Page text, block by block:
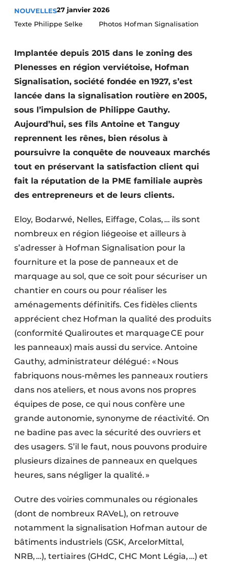
Termes et conditions
Video’s
Construction bois
Contrôle d’accès
Éclairage
Fondations
Façades
Géotextiles
Infrastructures souterraines et égouttage
Protection solaire
Rénovation
Sécurité incendie
Software
Techniques ferroviaires
Travaux ferroviaires
NOUVELLES27 janvier 2026
Texte Philippe Selke Photos Hofman Signalisation
Implantée depuis 2015 dans le zoning des
Plenesses en région verviétoise, Hofman
Signalisation, société fondée en 1927, s’est
lancée dans la signalisation routière en 2005,
sous l’impulsion de Philippe Gauthy.
Aujourd’hui, ses fils Antoine et Tanguy
reprennent les rênes, bien résolus à
poursuivre la conquête de nouveaux marchés
tout en préservant la satisfaction client qui
fait la réputation de la PME familiale auprès
des entrepreneurs et de leurs clients.
Eloy, Bodarwé, Nelles, Eiffage, Colas, … ils sont
nombreux en région liégeoise et ailleurs à
s’adresser à Hofman Signalisation pour la
fourniture et la pose de panneaux et de
marquage au sol, que ce soit pour sécuriser un
chantier en cours ou pour réaliser les
aménagements définitifs. Ces fidèles clients
apprécient chez Hofman la qualité des produits
(conformité Qualiroutes et marquage CE pour
les panneaux) mais aussi du service. Antoine
Gauthy, administrateur délégué : « Nous
fabriquons nous-mêmes les panneaux routiers
dans nos ateliers, et nous avons nos propres
équipes de pose, ce qui nous confère une
grande autonomie, synonyme de réactivité. On
ne badine pas avec la sécurité des ouvriers et
des usagers. S’il le faut, nous pouvons produire
plusieurs dizaines de panneaux en quelques
heures, sans négliger la qualité. »
Outre des voiries communales ou régionales
(dont de nombreux RAVeL), on retrouve
notamment la signalisation Hofman autour de
bâtiments industriels (GSK, ArcelorMittal,
NRB, …), tertiaires (GHdC, CHC Mont Légia, …) et